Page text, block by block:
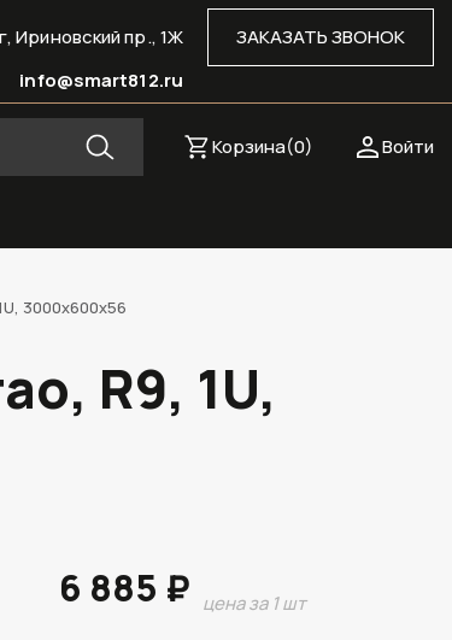
ЗАКАЗАТЬ ЗВОНОК
Ириновский пр., 1Ж
info@smart812.ru
Войти
Корзина(0)
3000х600х56
R9, 1U,
6 885 ₽ цена за 1 шт